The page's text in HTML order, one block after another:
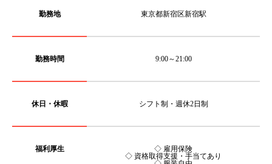
勤務地 東京都新宿区新宿駅
勤務時間 9:00～21:00
休日・休暇 シフト制・週休2日制
福利厚生
◇ 雇用保険
◇ 資格取得支援・手当てあり